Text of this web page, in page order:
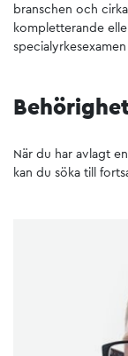
branschen och
kompletterande
När du har avlagt
kan du söka till